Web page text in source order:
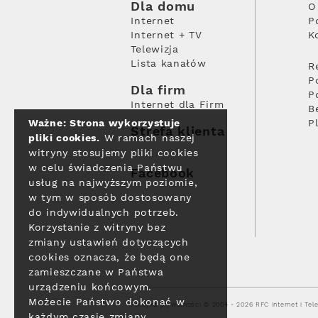
Dla domu
Internet
Internet + TV
Telewizja
Lista kanałów
Dla firm
Internet dla Firm
Strefa klienta
Facebook
Polityka prywatności © 2004 - 2026 RFC Internet i
Ważne: Strona wykorzystuje
pliki cookies. W ramach naszej
witryny stosujemy pliki cookies
w celu świadczenia Państwu
usług na najwyższym poziomie,
w tym w sposób dostosowany
do indywidualnych potrzeb.
Korzystanie z witryny bez
zmiany ustawień dotyczących
cookies oznacza, że będą one
zamieszczane w Państwa
urządzeniu końcowym.
Możecie Państwo dokonać w